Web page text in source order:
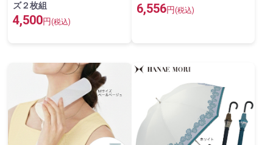
ズ２枚組
4,500円 (税込)
6,556円 (税込)